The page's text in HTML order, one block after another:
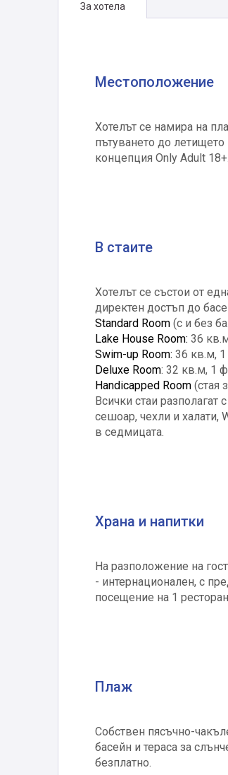
За хотела
Местоположение
Хотелът се намира на
пътуването до
концепция Only Adult 18+.
В стаите
Хотелът се състои от
директен достъп до
Standard Room (с и без
Lake House Room: 36
Swim-up Room: 36 кв.м, 1
Deluxe Room: 32 кв.м, 1
Handicapped Room (стая
Всички стаи
сешоар, чехли и халати,
в седмицата.
Храна и напитки
На разположение на
- интернационален, с
посещение на 1
Плаж
Собствен пясъчно-
басейн и тераса за
безплатно.